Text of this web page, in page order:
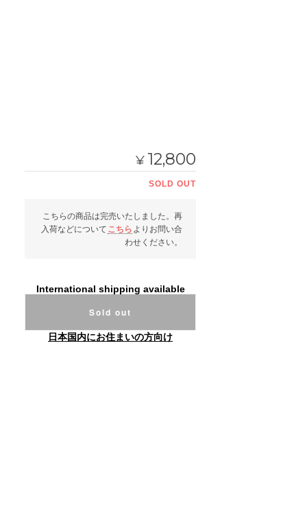
¥ 12,800
SOLD OUT
こちらの商品は完売いたしました。再
入荷などについて こちら よりお問い合
わせください。
International shipping available
Sold out
日本国内にお住まいの方向け